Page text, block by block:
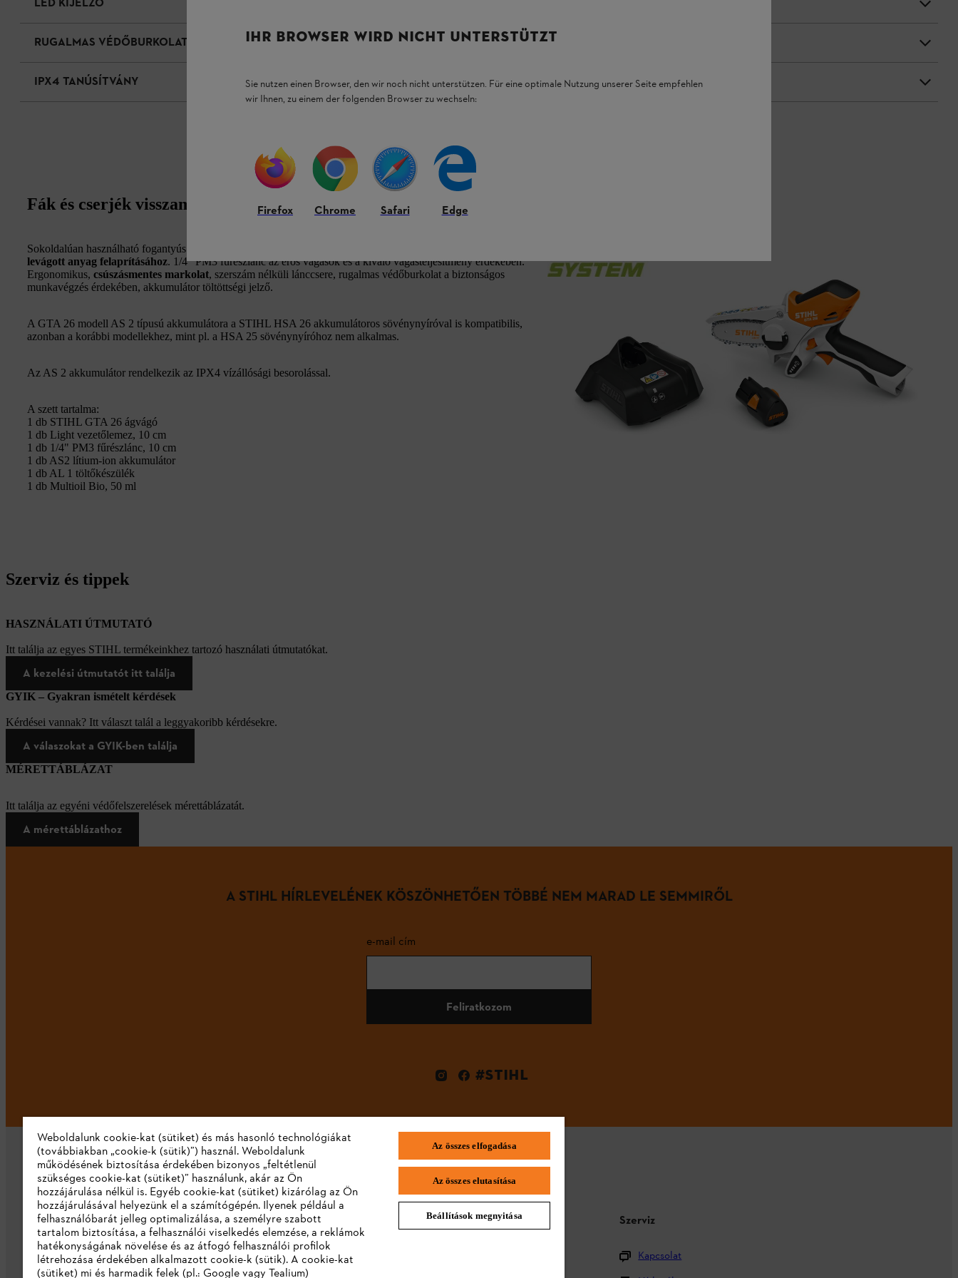
LED KIJELZŐ
RUGALMAS VÉDŐBURKOLAT
IPX4 TANÚSÍTVÁNY
Fák és cserjék visszametszéséhez
Sokoldalúan használható fogantyús akkumulátoros ágvágó.
levágott anyag felaprításához. 1/4" PM3 fűrészlánc az erős vágások és a kiváló vágásteljesítmény érdekében.
Ergonomikus, csúszásmentes markolat, szerszám nélküli lánccsere, rugalmas védőburkolat a biztonságos
munkavégzés érdekében, akkumulátor töltöttségi jelző.
A GTA 26 modell AS 2 típusú akkumulátora a STIHL HSA 26 akkumulátoros sövénynyíróval is kompatibilis,
azonban a korábbi modellekhez, mint pl. a HSA 25 sövénynyíróhoz nem alkalmas.
Az AS 2 akkumulátor rendelkezik az IPX4 vízállósági besorolással.
A szett tartalma:
1 db STIHL GTA 26 ágvágó
1 db Light vezetőlemez, 10 cm
1 db 1/4" PM3 fűrészlánc, 10 cm
1 db AS2 lítium-ion akkumulátor
1 db AL 1 töltőkészülék
1 db Multioil Bio, 50 ml
Szerviz és tippek
HASZNÁLATI ÚTMUTATÓ
Itt találja az egyes STIHL termékeinkhez tartozó használati útmutatókat.
A kezelési útmutatót itt találja
GYIK – Gyakran ismételt kérdések
Kérdései vannak? Itt választ talál a leggyakoribb kérdésekre.
A válaszokat a GYIK-ben találja
MÉRETTÁBLÁZAT
Itt találja az egyéni védőfelszerelések mérettáblázatát.
A mérettáblázathoz
A STIHL HÍRLEVELÉNEK KÖSZÖNHETŐEN TÖBBÉ NEM MARAD LE SEMMIRŐL
e-mail cím
Feliratkozom
#STIHL
Vállalat
Rólunk
STIHL GYIK Szerviz
Kapcsolat
IHR BROWSER WIRD NICHT UNTERSTÜTZT
Sie nutzen einen Browser, den wir noch nicht unterstützen. Für eine optimale Nutzung unserer Seite empfehlen
wir Ihnen, zu einem der folgenden Browser zu wechseln:
Firefox Chrome Safari Edge
Weboldalunk cookie-kat (sütiket) és más hasonló technológiákat
(továbbiakban „cookie-k (sütik)”) használ. Weboldalunk
működésének biztosítása érdekében bizonyos „feltétlenül
szükséges cookie-kat (sütiket)” használunk, akár az Ön
hozzájárulása nélkül is. Egyéb cookie-kat (sütiket) kizárólag az Ön
hozzájárulásával helyezünk el a számítógépén. Ilyenek például a
felhasználóbarát jelleg optimalizálása, a személyre szabott
tartalom biztosítása, a felhasználói viselkedés elemzése, a reklámok
hatékonyságának növelése és az átfogó felhasználói profilok
létrehozása érdekében alkalmazott cookie-k (sütik). A cookie-kat
(sütiket) mi és harmadik felek (pl.: Google vagy Tealium)
Az összes elfogadása
Az összes elutasítása
Beállítások megnyitása